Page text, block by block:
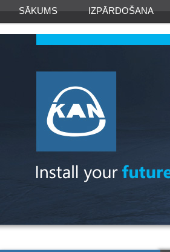
SĀKUMS IZPĀRDOŠANA